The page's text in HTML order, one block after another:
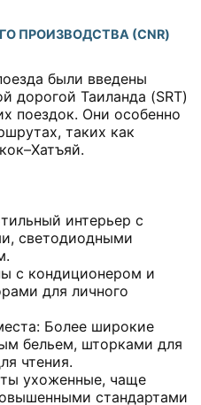
ПРОИЗВОДСТВА (CNR)
были введены
дорогой Таиланда (SRT)
поездок. Они особенно
таких как
интерьер с
светодиодными
с кондиционером и
для личного
Более широкие
бельем, шторками для
чтения.
ухоженные, чаще
стандартами